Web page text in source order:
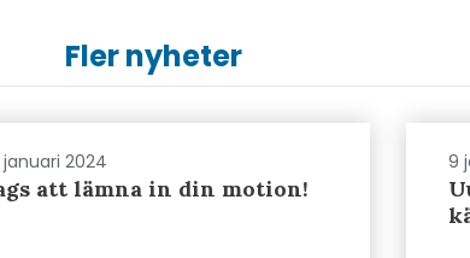
Fler nyheter
2024
att lämna in din motion!
9